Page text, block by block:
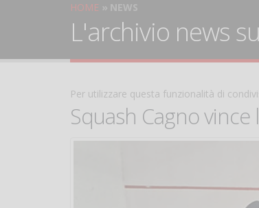
HOME NEWS
L'archivio news
Per utilizzare questa funzionalità di
Squash Cagno vince